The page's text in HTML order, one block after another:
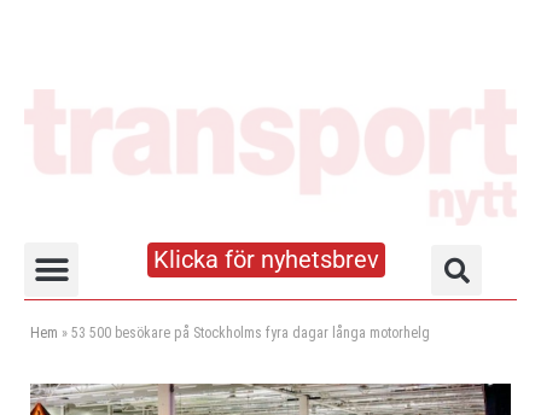
Klicka för nyhetsbrev
Hem » 53 500 besökare på Stockholms fyra dagar långa motorhelg